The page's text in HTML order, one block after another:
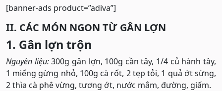
[banner-ads product=”adiva”]
II. CÁC MÓN NGON TỪ GÂN LỢN
1. Gân lợn trộn
Nguyên liệu:300g gân lợn, 100g cần tây, 1/4 củ hành tây,
1 miếng gừng nhỏ, 100g cà rốt, 2 tẹp tỏi, 1 quả ớt sừng,
2 thìa cà phê vừng, tương ớt, nước mắm, đường, giấm.